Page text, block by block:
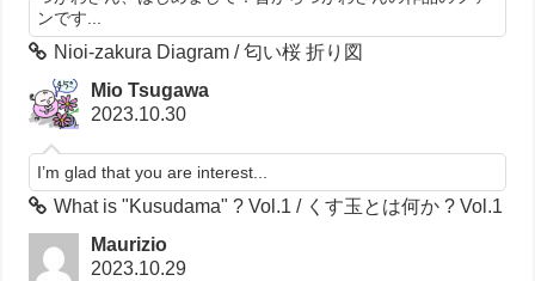
ンです...
Nioi-zakura Diagram / 匂い桜 折り図
Mio Tsugawa
2023.10.30
I’m glad that you are interest...
What is "Kusudama" ? Vol.1 / くす玉とは何か ? Vol.1
Maurizio
2023.10.29